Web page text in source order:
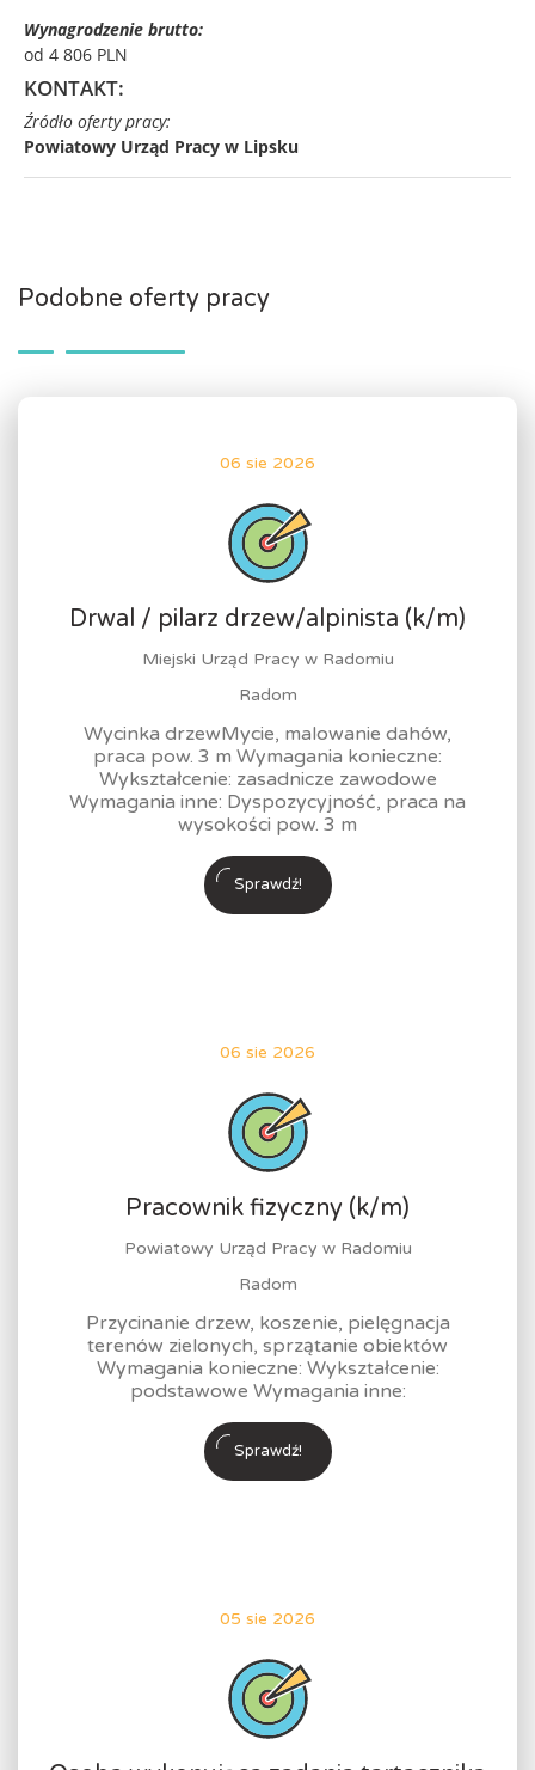
Wynagrodzenie brutto:
od 4 806 PLN
KONTAKT:
Źródło oferty pracy:
Powiatowy Urząd Pracy w Lipsku
Podobne oferty pracy
06 sie 2026
Drwal / pilarz drzew/alpinista (k/m)
Miejski Urząd Pracy w Radomiu
Radom
Wycinka drzewMycie, malowanie dahów,
praca pow. 3 m Wymagania konieczne:
Wykształcenie: zasadnicze zawodowe
Wymagania inne: Dyspozycyjność, praca na
wysokości pow. 3 m
Sprawdź!
06 sie 2026
Pracownik fizyczny (k/m)
Powiatowy Urząd Pracy w Radomiu
Radom
Przycinanie drzew, koszenie, pielęgnacja
terenów zielonych, sprzątanie obiektów
Wymagania konieczne: Wykształcenie:
podstawowe Wymagania inne:
Sprawdź!
05 sie 2026